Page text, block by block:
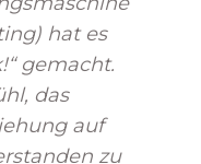
hat es
gemacht.
das
auf
zu